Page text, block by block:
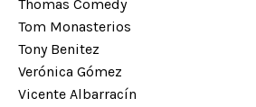
Thomas Comedy
Tom Monasterios
Tony Benitez
Verónica Gómez
Vicente Albarracín